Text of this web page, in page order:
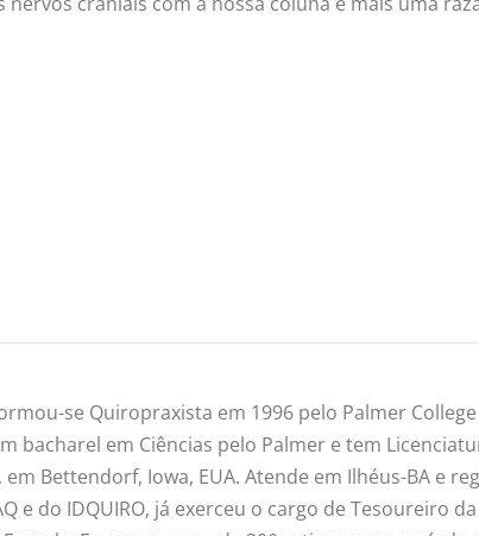
se Quiropraxista em 1996 pelo Palmer
bacharel em Ciências pelo Palmer e tem
Bettendorf, Iowa, EUA. Atende em Ilhéus-BA e
e do IDQUIRO, já exerceu o cargo de Tesoureiro